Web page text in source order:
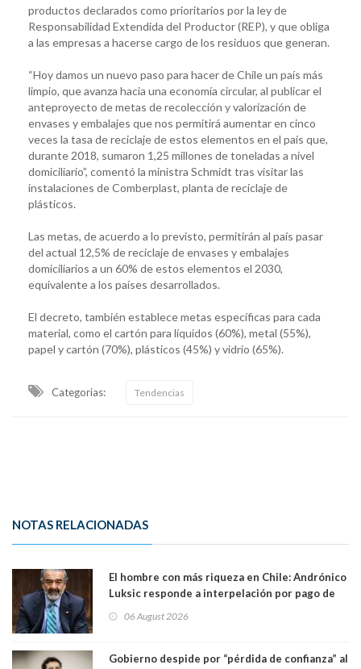
productos declarados como prioritarios por la ley de
Responsabilidad Extendida del Productor (REP), y que obliga
a las empresas a hacerse cargo de los residuos que generan.
“Hoy damos un nuevo paso para hacer de Chile un país más
limpio, que avanza hacia una economía circular, al publicar el
anteproyecto de metas de recolección y valorización de
envases y embalajes que nos permitirá aumentar en cinco
veces la tasa de reciclaje de estos elementos en el país que,
durante 2018, sumaron 1,25 millones de toneladas a nivel
domiciliario”, comentó la ministra Schmidt tras visitar las
instalaciones de Comberplast, planta de reciclaje de
plásticos.
Las metas, de acuerdo a lo previsto, permitirán al país pasar
del actual 12,5% de reciclaje de envases y embalajes
domiciliarios a un 60% de estos elementos el 2030,
equivalente a los países desarrollados.
El decreto, también establece metas específicas para cada
material, como el cartón para líquidos (60%), metal (55%),
papel y cartón (70%), plásticos (45%) y vidrio (65%).
Categorias: Tendencias
NOTAS RELACIONADAS
El hombre con más riqueza en Chile: Andrónico
Luksic responde a interpelación por pago de
día que me muera”
06 August 2026
Gobierno despide por “pérdida de confianza” al